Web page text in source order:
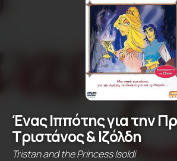
Ένας Ιππότης για την
Τριστάνος & Ιζόλδη
Tristan and the Princess Isoldi